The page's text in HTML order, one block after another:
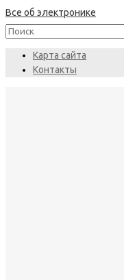
Все об электронике
Карта сайта
Контакты